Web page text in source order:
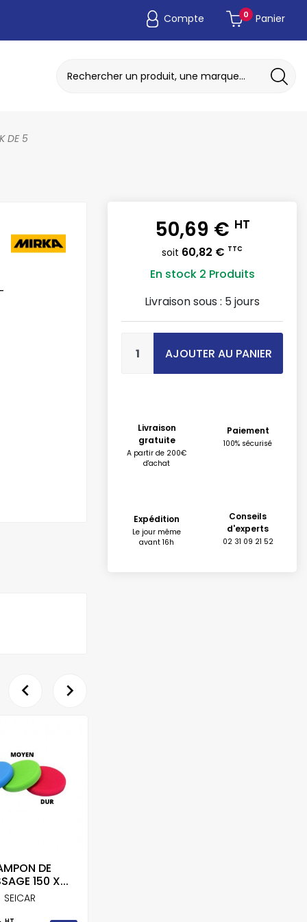
Compte 0 Panier
DE 5

DE
150 X...
SEICAR

50,69 € HT
soit 60,82 € TTC
En stock 2 Produits
Livraison sous : 5 jours
AJOUTER AU PANIER
Livraison
gratuite
A partir de 200€
d'achat
Paiement
100% sécurisé
Expédition
Le jour même
avant 16h
Conseils
d'experts
02 31 09 21 52